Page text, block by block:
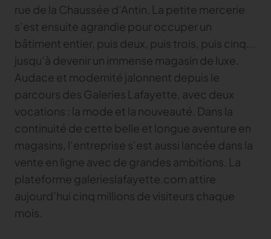
rue de la Chaussée d’Antin. La petite mercerie
s’est ensuite agrandie pour occuper un
bâtiment entier, puis deux, puis trois, puis cinq...
jusqu’à devenir un immense magasin de luxe.
Audace et modernité jalonnent depuis le
parcours des Galeries Lafayette, avec deux
vocations : la mode et la nouveauté. Dans la
continuité de cette belle et longue aventure en
magasins, l’entreprise s’est aussi lancée dans la
vente en ligne avec de grandes ambitions. La
plateforme galerieslafayette.com attire
aujourd’hui cinq millions de visiteurs chaque
mois.